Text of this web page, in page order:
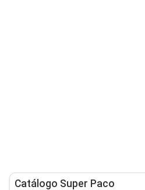
Catálogo Super Paco